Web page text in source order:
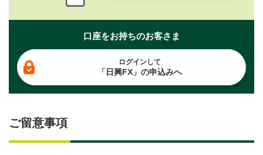
口座をお持ちのお客さま
ログインして
「日興FX」の申込みへ
ご留意事項